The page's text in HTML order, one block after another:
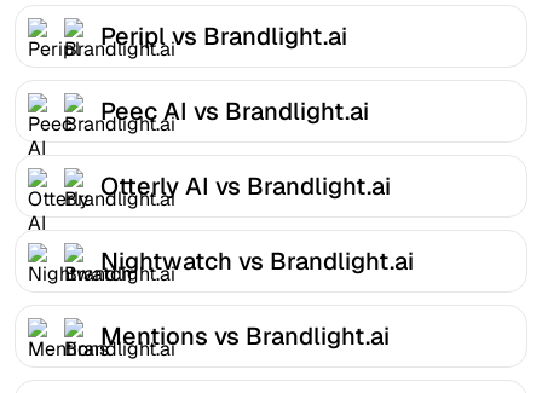
Peripl vs Brandlight.ai
Peec AI vs Brandlight.ai
Otterly AI vs Brandlight.ai
Nightwatch vs Brandlight.ai
Mentions vs Brandlight.ai